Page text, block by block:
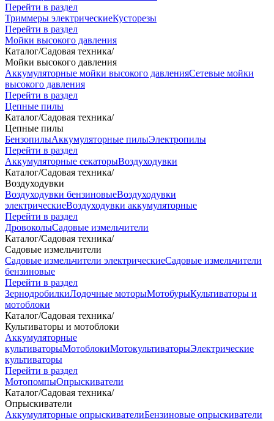
Перейти в раздел
Триммеры электрическиеКусторезы
Перейти в раздел
Мойки высокого давления
Каталог/Садовая техника/
Мойки высокого давления
Аккумуляторные мойки высокого давленияСетевые мойки
высокого давления
Перейти в раздел
Цепные пилы
Каталог/Садовая техника/
Цепные пилы
БензопилыАккумуляторные пилыЭлектропилы
Перейти в раздел
Аккумуляторные секаторыВоздуходувки
Каталог/Садовая техника/
Воздуходувки
Воздуходувки бензиновыеВоздуходувки
электрическиеВоздуходувки аккумуляторные
Перейти в раздел
ДровоколыСадовые измельчители
Каталог/Садовая техника/
Садовые измельчители
Садовые измельчители электрическиеСадовые измельчители
бензиновые
Перейти в раздел
ЗернодробилкиЛодочные моторыМотобурыКультиваторы и
мотоблоки
Каталог/Садовая техника/
Культиваторы и мотоблоки
Аккумуляторные
культиваторыМотоблокиМотокультиваторыЭлектрические
культиваторы
Перейти в раздел
МотопомпыОпрыскиватели
Каталог/Садовая техника/
Опрыскиватели
Аккумуляторные опрыскивателиБензиновые опрыскиватели